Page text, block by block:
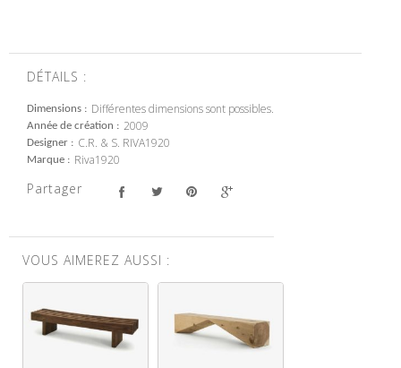
DÉTAILS :
Dimensions Différentes dimensions sont possibles.
Année de création 2009
Designer C.R. & S. RIVA1920
Marque Riva1920
Partager
VOUS AIMEREZ AUSSI :